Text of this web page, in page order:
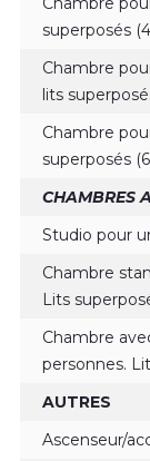
superposés
Chambre
lits
Chambre
superposés
CHAMBRES
Studio pour
Chambre
Lits
Chambre
personnes.
AUTRES
Ascenseur/